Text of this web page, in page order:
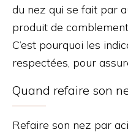
du nez qui se fait par
produit de
C’est pourquoi les
respectées, pour
Quand refaire son
Refaire son nez par